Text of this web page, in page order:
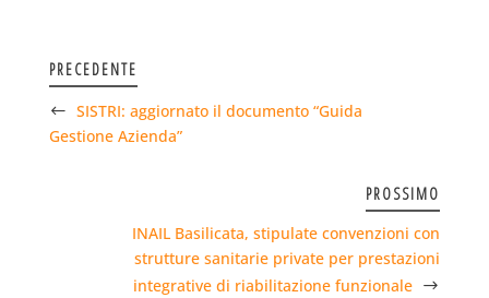
PRECEDENTE
SISTRI: aggiornato il documento “Guida
Gestione Azienda”
PROSSIMO
INAIL Basilicata, stipulate convenzioni con
strutture sanitarie private per prestazioni
integrative di riabilitazione funzionale